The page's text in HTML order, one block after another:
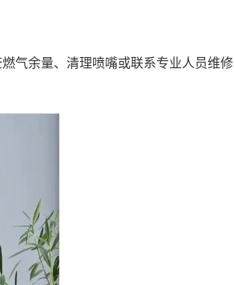
气余量、清理喷嘴或联系专业人员维修